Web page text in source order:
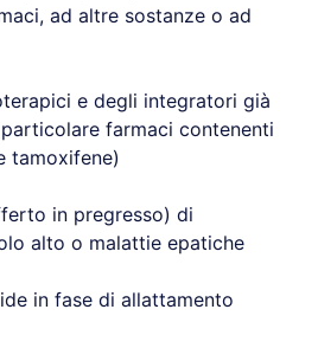
ad altre sostanze o ad
e degli integratori già
farmaci contenenti
tamoxifene)
in pregresso) di
alto o malattie epatiche
in fase di allattamento